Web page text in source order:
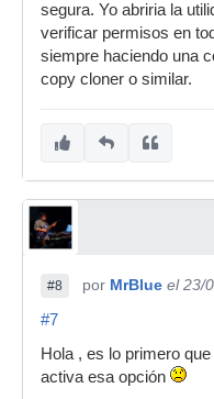
segura. Yo abriria la
verificar permisos en
siempre haciendo una
copy cloner o similar.
#8 por MrBlue el 23/
#7
Hola , es lo primero
activa esa opción